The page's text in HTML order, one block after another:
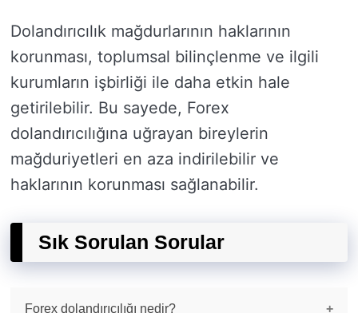
Dolandırıcılık mağdurlarının haklarının
korunması, toplumsal bilinçlenme ve ilgili
kurumların işbirliği ile daha etkin hale
getirilebilir. Bu sayede, Forex
dolandırıcılığına uğrayan bireylerin
mağduriyetleri en aza indirilebilir ve
haklarının korunması sağlanabilir.
Sık Sorulan Sorular
Forex dolandırıcılığı nedir?